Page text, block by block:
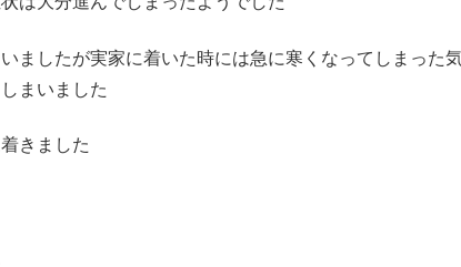
ましたが実家に着いた時には急に寒くなってしまった
まいました
きました